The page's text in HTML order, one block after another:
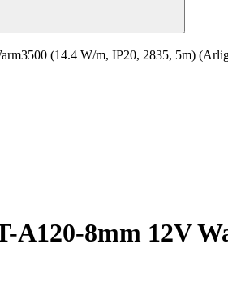
(14.4 W/m, IP20, 2835, 5m)
A120-8mm 12V